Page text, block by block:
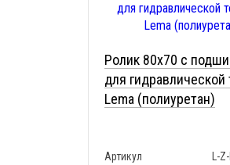
Ролик 80x70 с
для гидравлической
Lema (полиуретан)
Артикул
L-